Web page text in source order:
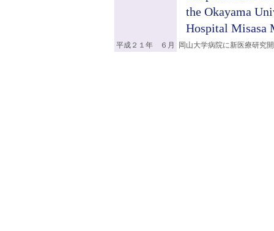
the Okayama
Hospital Misasa
平成２１年 ６月 岡山大学病院に新医療研究